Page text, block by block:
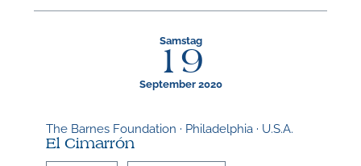
Samstag
19
September 2020
The Barnes Foundation · Philadelphia · U.S.A.
El Cimarrón